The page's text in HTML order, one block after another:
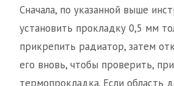
Сначала, по указанной выше
установить прокладку 0,5 мм
прикрепить радиатор, затем
его вновь, чтобы проверить,
термопрокладка. Если область